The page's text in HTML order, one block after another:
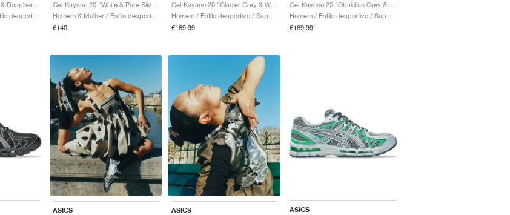
Homem & Mulher / Estilo desportivo / Sapatos
€140
Gel-Kayano 20 "Glacier Grey & White"
€169,99
€169,99
ASICS ASICS ASICS